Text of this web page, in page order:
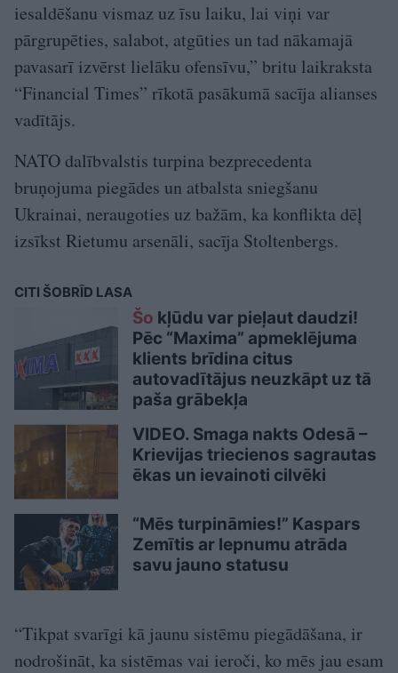
iesaldēšanu vismaz uz īsu laiku, lai viņi var
pārgrupēties, salabot, atgūties un tad nākamajā
pavasarī izvērst lielāku ofensīvu,” britu laikraksta
“Financial Times” rīkotā pasākumā sacīja alianses
vadītājs.
NATO dalībvalstis turpina bezprecedenta
bruņojuma piegādes un atbalsta sniegšanu
Ukrainai, neraugoties uz bažām, ka konflikta dēļ
izsīkst Rietumu arsenāli, sacīja Stoltenbergs.
CITI ŠOBRĪD LASA
Šo kļūdu var pieļaut daudzi!
Pēc “Maxima” apmeklējuma
klients brīdina citus
autovadītājus neuzkāpt uz tā
paša grābekļa
VIDEO. Smaga nakts Odesā –
Krievijas triecienos sagrautas
ēkas un ievainoti cilvēki
“Mēs turpināmies!” Kaspars
Zemītis ar lepnumu atrāda
savu jauno statusu
“Tikpat svarīgi kā jaunu sistēmu piegādāšana, ir
nodrošināt, ka sistēmas vai ieroči, ko mēs jau esam